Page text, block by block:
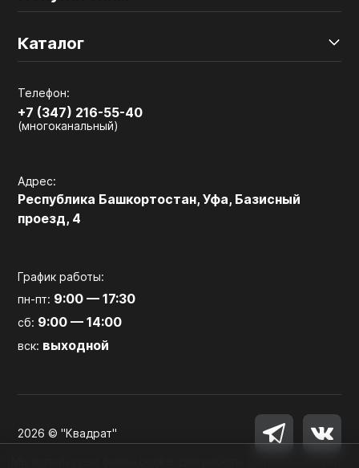
Каталог
Телефон:
+7 (347) 216-55-40
(многоканальный)
Адрес:
Республика Башкортостан, Уфа, Базисный
проезд, 4
График работы:
пн-пт: 9:00 — 17:30
сб: 9:00 — 14:00
вск: выходной
2026 © "Квадрат"